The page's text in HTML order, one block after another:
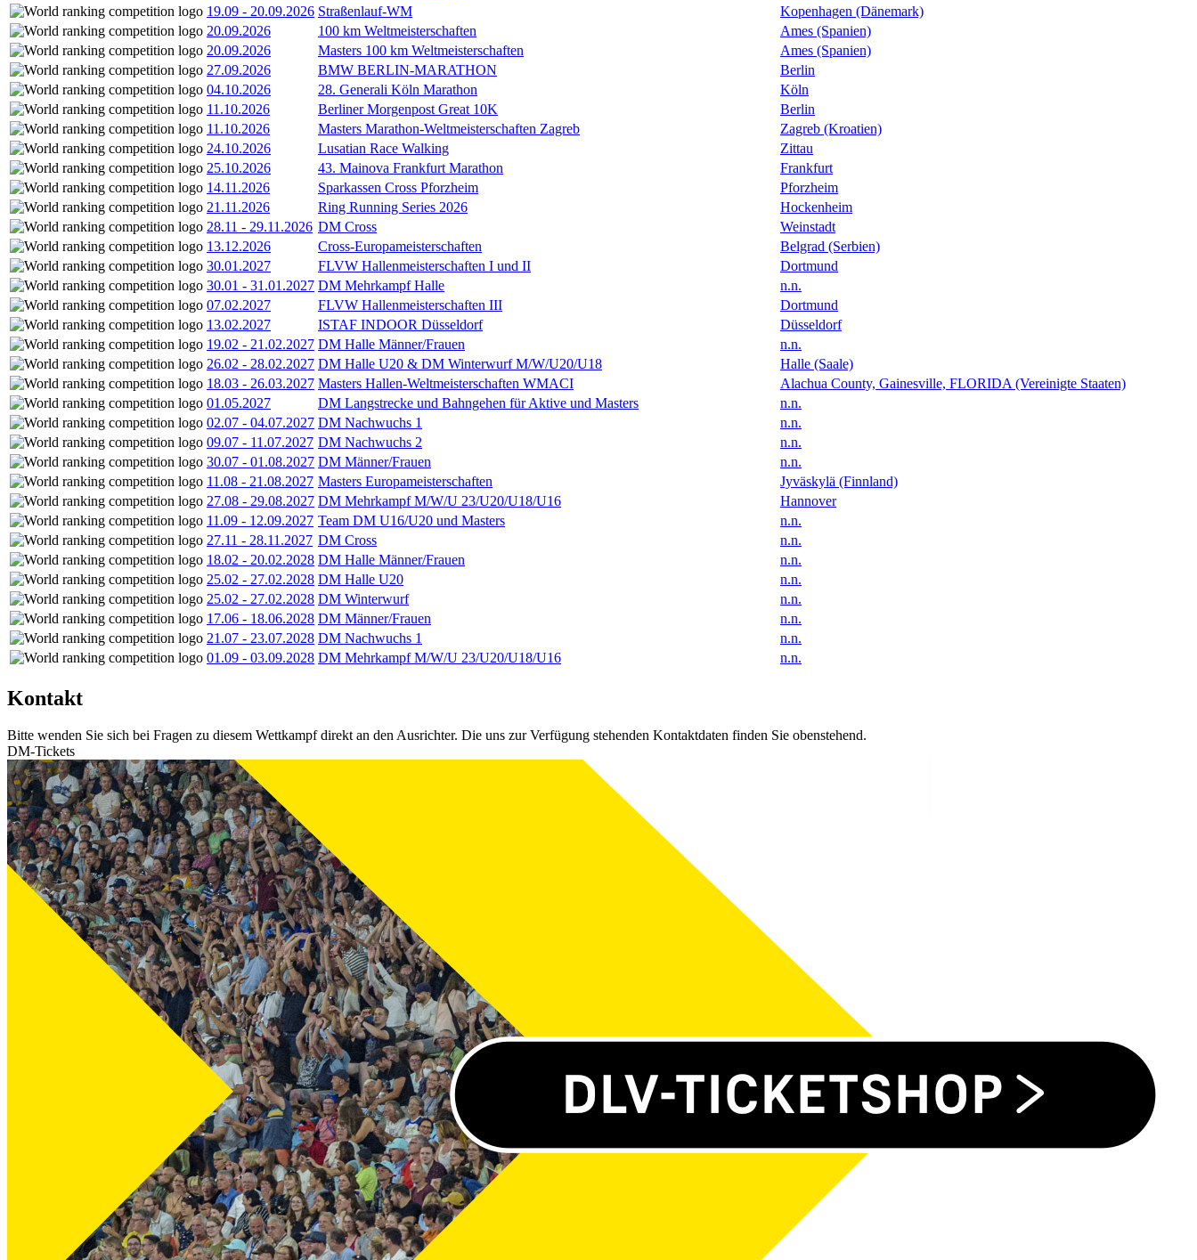
19.09 - 20.09.2026 Straßenlauf-WM
Kopenhagen (Dänemark)
20.09.2026
100 km Weltmeisterschaften
Ames (Spanien)
20.09.2026
Masters 100 km Weltmeisterschaften
Ames (Spanien)
27.09.2026
BMW BERLIN-MARATHON
Berlin
04.10.2026
28. Generali Köln Marathon
Köln
11.10.2026
Berliner Morgenpost Great 10K
Berlin
11.10.2026
Masters Marathon-Weltmeisterschaften Zagreb
Zagreb (Kroatien)
24.10.2026
Lusatian Race Walking
Zittau
25.10.2026
43. Mainova Frankfurt Marathon
Frankfurt
14.11.2026
Sparkassen Cross Pforzheim
Pforzheim
21.11.2026
Ring Running Series 2026
Hockenheim
28.11 - 29.11.2026 DM Cross
Weinstadt
13.12.2026
Cross-Europameisterschaften
Belgrad (Serbien)
30.01.2027
FLVW Hallenmeisterschaften I und II
Dortmund
30.01 - 31.01.2027 DM Mehrkampf Halle
n.n.
07.02.2027
FLVW Hallenmeisterschaften III
Dortmund
13.02.2027
ISTAF INDOOR Düsseldorf
Düsseldorf
19.02 - 21.02.2027 DM Halle Männer/Frauen
n.n.
26.02 - 28.02.2027 DM Halle U20 & DM Winterwurf M/W/U20/U18
Halle (Saale)
18.03 - 26.03.2027 Masters Hallen-Weltmeisterschaften WMACI
Alachua County, Gainesville, FLORIDA (Vereinigte Staaten)
01.05.2027
DM Langstrecke und Bahngehen für Aktive und Masters
n.n.
02.07 - 04.07.2027 DM Nachwuchs 1
n.n.
09.07 - 11.07.2027 DM Nachwuchs 2
n.n.
30.07 - 01.08.2027 DM Männer/Frauen
n.n.
11.08 - 21.08.2027 Masters Europameisterschaften
Jyväskylä (Finnland)
27.08 - 29.08.2027 DM Mehrkampf M/W/U 23/U20/U18/U16
Hannover
11.09 - 12.09.2027 Team DM U16/U20 und Masters
n.n.
27.11 - 28.11.2027 DM Cross
n.n.
18.02 - 20.02.2028 DM Halle Männer/Frauen
n.n.
25.02 - 27.02.2028 DM Halle U20
n.n.
25.02 - 27.02.2028 DM Winterwurf
n.n.
17.06 - 18.06.2028 DM Männer/Frauen
n.n.
21.07 - 23.07.2028 DM Nachwuchs 1
n.n.
01.09 - 03.09.2028 DM Mehrkampf M/W/U 23/U20/U18/U16 n.n.
Kontakt
Bitte wenden Sie sich bei Fragen zu diesem Wettkampf direkt an den Ausrichter. Die uns zur Verfügung stehenden Kontaktdaten finden Sie obenstehend.
DM-Tickets